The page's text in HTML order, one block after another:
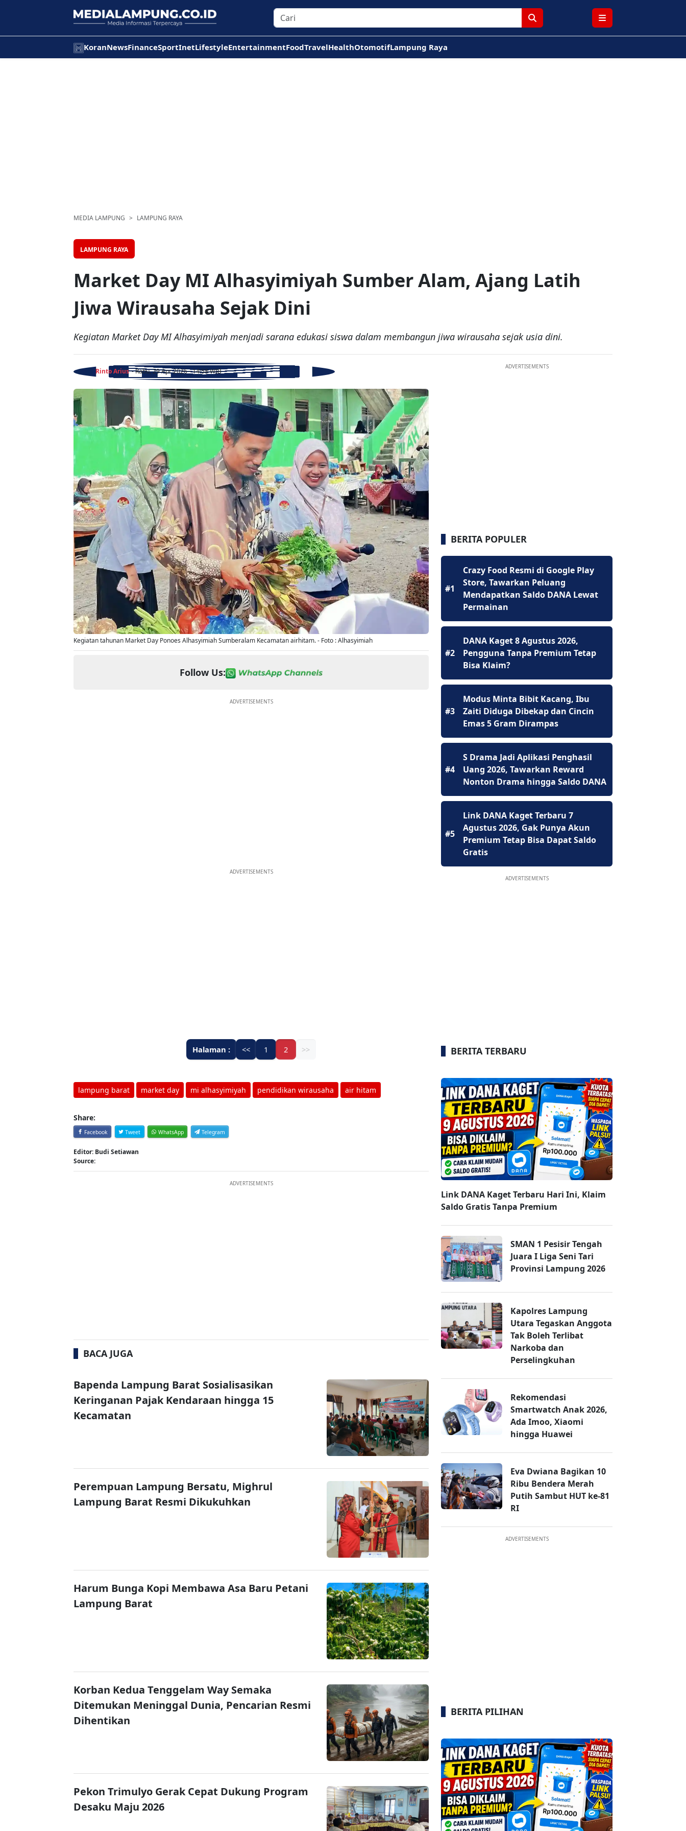
KoranNewsFinanceSportInetLifestyleEntertainmentFoodTravelHealthOtomotifLampung Raya
MEDIA LAMPUNG LAMPUNG RAYA
LAMPUNG RAYA
Market Day MI Alhasyimiyah Sumber Alam, Ajang Latih
Jiwa Wirausaha Sejak Dini
Kegiatan Market Day MI Alhasyimiyah menjadi sarana edukasi siswa dalam membangun jiwa wirausaha sejak usia dini.
Rinto Arius - Rabu, 29 Apr 2026 - 14:58 WIB
Kegiatan tahunan Market Day Ponoes Alhasyimiah Sumberalam Kecamatan airhitam. - Foto : Alhasyimiah
Follow Us:
ADVERTISEMENTS
ADVERTISEMENTS
Halaman : << 1 2 >>
lampung barat market day mi alhasyimiyah pendidikan wirausaha air hitam
Share:
Facebook Tweet WhatsApp Telegram
Editor: Budi Setiawan
Source:
ADVERTISEMENTS
BACA JUGA
Bapenda Lampung Barat Sosialisasikan
Keringanan Pajak Kendaraan hingga 15
Kecamatan
Perempuan Lampung Bersatu, Mighrul
Lampung Barat Resmi Dikukuhkan
Harum Bunga Kopi Membawa Asa Baru Petani
Lampung Barat
Korban Kedua Tenggelam Way Semaka
Ditemukan Meninggal Dunia, Pencarian Resmi
Dihentikan
Pekon Trimulyo Gerak Cepat Dukung Program
Desaku Maju 2026
ADVERTISEMENTS
BERITA POPULER
#1
Crazy Food Resmi di Google Play
Store, Tawarkan Peluang
Mendapatkan Saldo DANA Lewat
Permainan
#2
DANA Kaget 8 Agustus 2026,
Pengguna Tanpa Premium Tetap
Bisa Klaim?
#3
Modus Minta Bibit Kacang, Ibu
Zaiti Diduga Dibekap dan Cincin
Emas 5 Gram Dirampas
#4
S Drama Jadi Aplikasi Penghasil
Uang 2026, Tawarkan Reward
Nonton Drama hingga Saldo DANA
#5
Link DANA Kaget Terbaru 7
Agustus 2026, Gak Punya Akun
Premium Tetap Bisa Dapat Saldo
Gratis
ADVERTISEMENTS
BERITA TERBARU
Link DANA Kaget Terbaru Hari Ini, Klaim
Saldo Gratis Tanpa Premium
SMAN 1 Pesisir Tengah
Juara I Liga Seni Tari
Provinsi Lampung 2026
Kapolres Lampung
Utara Tegaskan Anggota
Tak Boleh Terlibat
Narkoba dan
Perselingkuhan
Rekomendasi
Smartwatch Anak 2026,
Ada Imoo, Xiaomi
hingga Huawei
Eva Dwiana Bagikan 10
Ribu Bendera Merah
Putih Sambut HUT ke-81
RI
ADVERTISEMENTS
BERITA PILIHAN